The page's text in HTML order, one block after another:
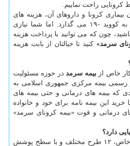
کرونایی راحت نماییم.
کرونا و داروهای آن، هزینه های
زیادی را بر دوش مبتلایان به کووید -۱۹ می گذارد. اما شما نیازی
چون که می توانید با پرداخت هزینه
سرمد» کنید تا خیالتان از بابت هزینه
خاص از بیمه سرمددر حوزه مسئولیت
رسمی بیمه مرکزی جمهوری اسلامی به
که بیمه های درمانی و حتی بیمه های
خرید این بیمه نامه برای خود و خانواده
درمانی و فوت «بیمه کرونای سرمد»
دارد؟
بیمه سرمد برای این بیمه خاص، ۱۲ طرح مختلف و با سطح پوشش